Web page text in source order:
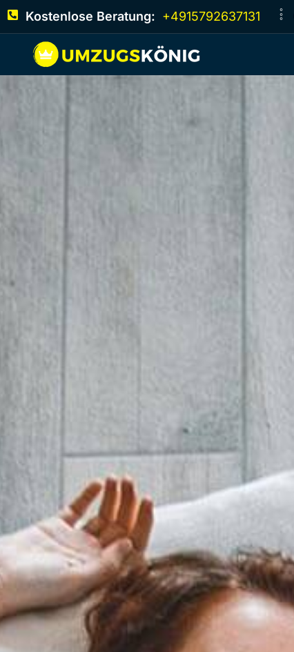
Kostenlose Beratung: +4915792637131